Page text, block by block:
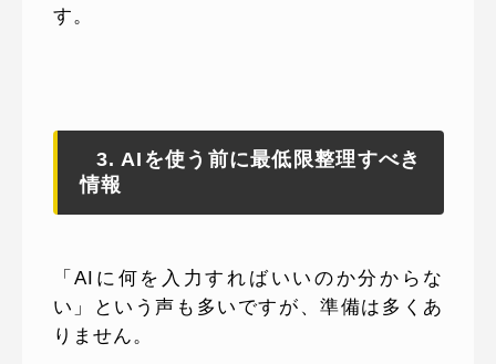
す。
3. AIを使う前に最低限整理すべき
情報
「AIに何を入力すればいいのか分からな
い」という声も多いですが、準備は多くあ
りません。